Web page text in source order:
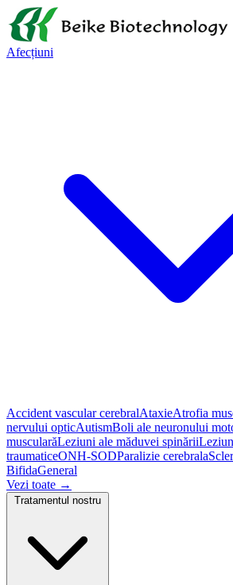
Afecțiuni
Accident vascular cerebralAtaxieAtrofia
nervului opticAutismBoli ale neuronului
muscularăLeziuni ale măduvei spinării
traumaticeONH-SODParalizie cerebrala
BifidaGeneral
Vezi toate →